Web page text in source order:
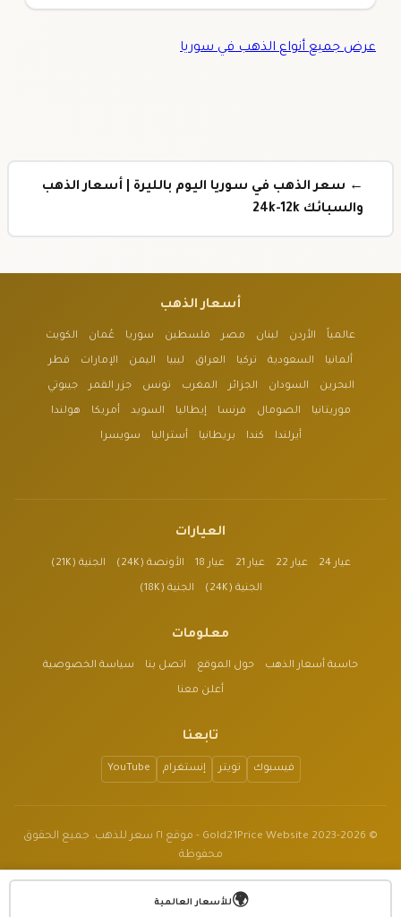
🌍للأسعار العالمية
عرض جميع أنواع الذهب في سوريا
← سعر الذهب في سوريا اليوم بالليرة | أسعار الذهب
والسبائك 24k-12k
أسعار الذهب
عالمياً الأردن لبنان مصر فلسطين سوريا عُمان الكويت
ألمانيا السعودية تركيا العراق ليبيا اليمن الإمارات قطر
البحرين السودان الجزائر المغرب تونس جزر القمر جيبوتي
موريتانيا الصومال فرنسا إيطاليا السويد أمريكا هولندا
أيرلندا كندا بريطانيا أستراليا سويسرا
العيارات
عيار 24 عيار 22 عيار 21 عيار 18 الأونصة (24K) الجنية (21K)
الجنية (24K) الجنية (18K)
معلومات
حاسبة أسعار الذهب حول الموقع اتصل بنا سياسة الخصوصية
أعلن معنا
تابعنا
فيسبوك تويتر إنستغرام YouTube
© 2023-2026 Gold21Price Website - موقع ٢١ سعر للذهب. جميع الحقوق
محفوظة
الموقع للأغراض الإعلامية فقط وليس نصيحة مالية.
v1.3.2